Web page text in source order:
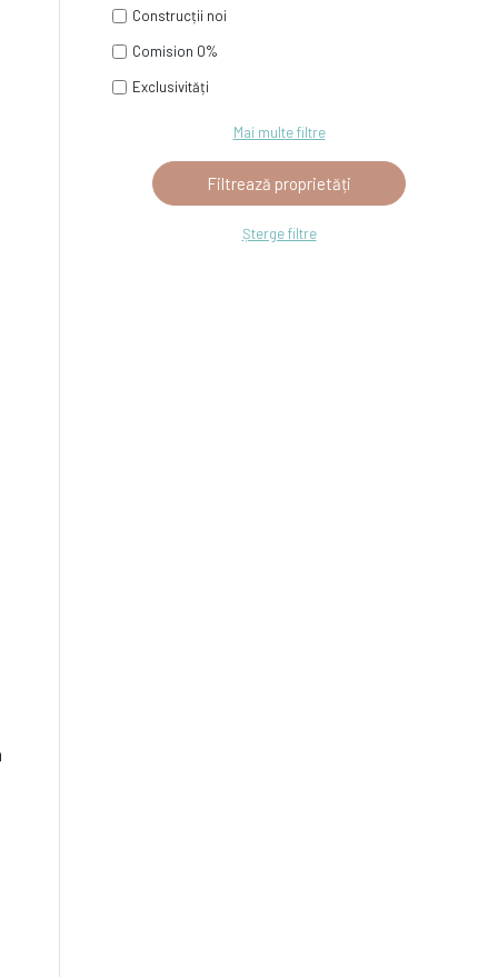
Construcții noi
Comision 0%
Exclusivități
Mai multe filtre
Șterge filtre